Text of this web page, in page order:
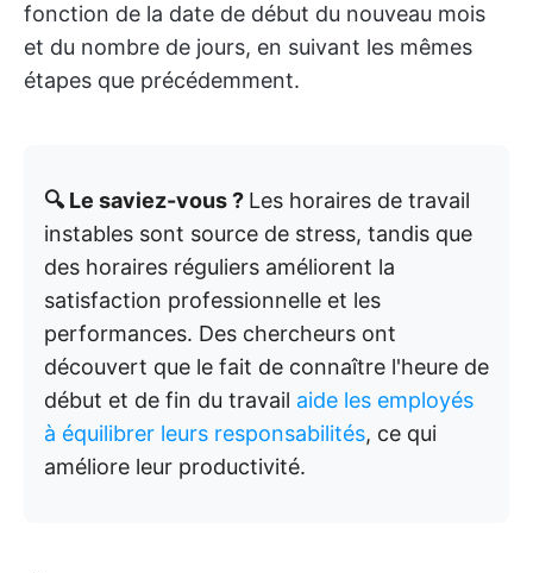
fonction de la date de début du nouveau mois
et du nombre de jours, en suivant les mêmes
étapes que précédemment.
🔍 Le saviez-vous ? Les horaires de travail
instables sont source de stress, tandis que
des horaires réguliers améliorent la
satisfaction professionnelle et les
performances. Des chercheurs ont
découvert que le fait de connaître l'heure de
début et de fin du travail aide les employés
à équilibrer leurs responsabilités, ce qui
améliore leur productivité.